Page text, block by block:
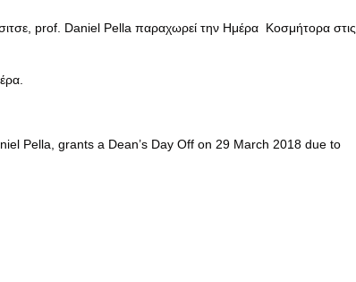
prof. Daniel Pella παραχωρεί την Ημέρα Κοσμήτορα στις
Pella, grants a Dean’s Day Off on 29 March 2018 due to